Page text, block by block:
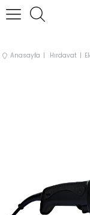
Anasayfa Hırdavat